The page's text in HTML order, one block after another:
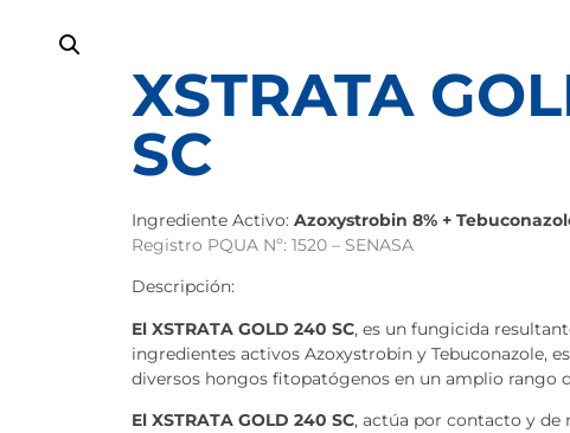
XSTRATA
SC
Ingrediente Activo: Azoxystrobin 8% +
Registro PQUA Nº: 1520 – SENASA
Descripción:
El XSTRATA GOLD 240 SC, es un fungicida
ingredientes activos Azoxystrobin y Tebuconazole,
diversos hongos fitopatógenos en un amplio rango
El XSTRATA GOLD 240 SC, actúa por contacto y de